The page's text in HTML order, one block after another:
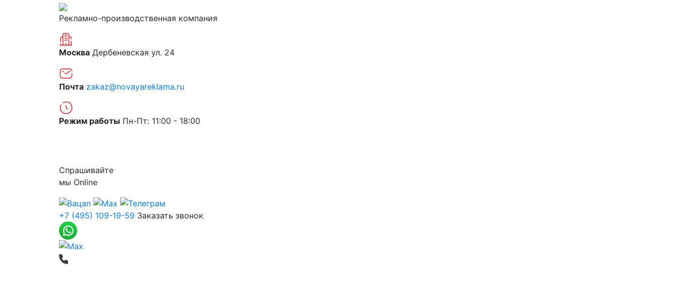
Рекламно-производственная компания
Москва Дербеневская ул. 24
Почта zakaz@novayareklama.ru
Режим работы Пн-Пт: 11:00 - 18:00
Спрашивайте
мы Online
+7 (495) 109-19-59 Заказать звонок